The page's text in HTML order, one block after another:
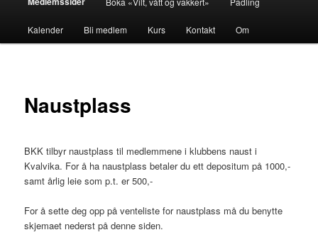
Kalender Bli medlem Kurs Kontakt Om
Naustplass
BKK tilbyr naustplass til medlemmene i klubbens naust i
Kvalvika. For å ha naustplass betaler du ett depositum på 1000,-
samt årlig leie som p.t. er 500,-
For å sette deg opp på venteliste for naustplass må du benytte
skjemaet nederst på denne siden.